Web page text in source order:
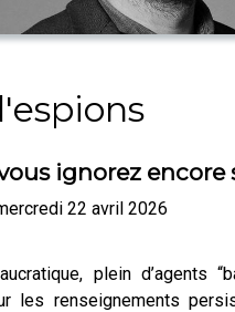
ignorez encore
22 avril 2026
plein d’agents
les renseignements